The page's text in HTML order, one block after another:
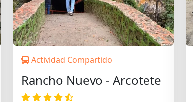
Actividad Compartido
Rancho Nuevo - Arcotete